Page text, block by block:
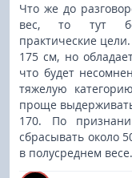
Что же до
вес, то тут
практические
175 см, но
что будет
тяжелую
проще
170. По
сбрасывать около
в полусреднем весе.